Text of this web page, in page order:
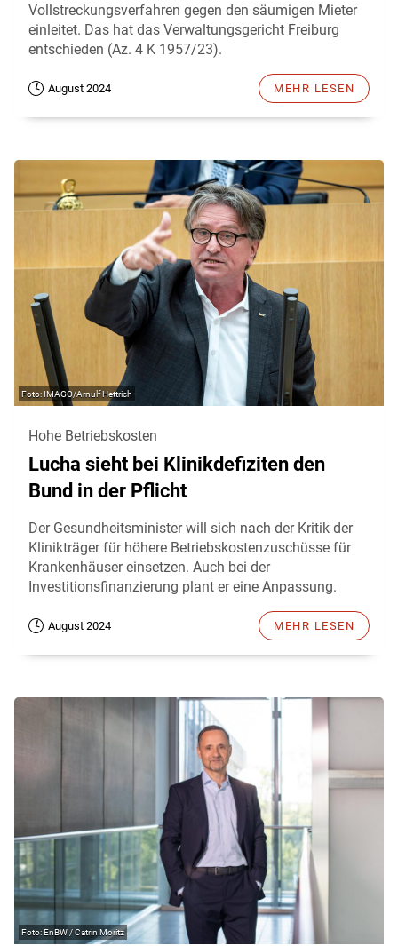
Vollstreckungsverfahren gegen den säumigen Mieter
einleitet. Das hat das Verwaltungsgericht Freiburg
entschieden (Az. 4 K 1957/23).
August 2024 MEHR LESEN
IMAGO/Arnulf Hettrich
Hohe Betriebskosten
Lucha sieht bei Klinikdefiziten den
Bund in der Pflicht
Der Gesundheitsminister will sich nach der Kritik der
Klinikträger für höhere Betriebskostenzuschüsse für
Krankenhäuser einsetzen. Auch bei der
Investitionsfinanzierung plant er eine Anpassung.
August 2024 MEHR LESEN
EnBW / Catrin Moritz